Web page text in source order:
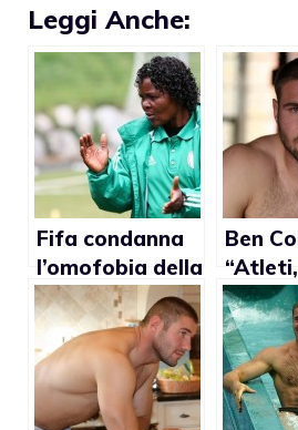
Leggi Anche:
Fifa condanna
l’omofobia della
nazionale
femminile di
calcio nigeriana
Ben